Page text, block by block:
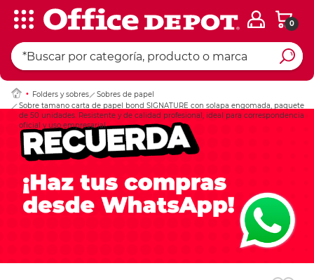
0
Folders y sobres
Sobres de papel
Sobre tamano carta de papel bond SIGNATURE con solapa engomada, paquete
de 50 unidades. Resistente y de calidad profesional, ideal para correspondencia
oficial y uso empresarial.
Ingresar Codigo